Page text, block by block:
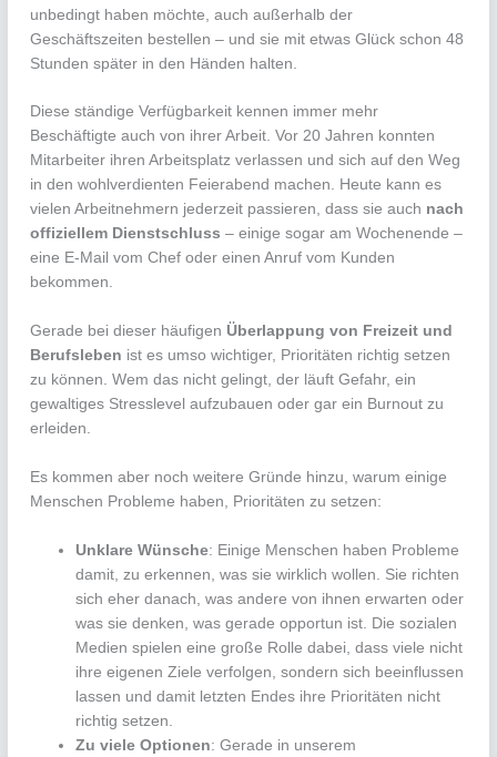
unbedingt haben möchte, auch außerhalb der
Geschäftszeiten bestellen – und sie mit etwas Glück schon 48
Stunden später in den Händen halten.
Diese ständige Verfügbarkeit kennen immer mehr
Beschäftigte auch von ihrer Arbeit. Vor 20 Jahren konnten
Mitarbeiter ihren Arbeitsplatz verlassen und sich auf den Weg
in den wohlverdienten Feierabend machen. Heute kann es
vielen Arbeitnehmern jederzeit passieren, dass sie auch nach
offiziellem Dienstschluss – einige sogar am Wochenende –
eine E-Mail vom Chef oder einen Anruf vom Kunden
bekommen.
Gerade bei dieser häufigen Überlappung von Freizeit und
Berufsleben ist es umso wichtiger, Prioritäten richtig setzen
zu können. Wem das nicht gelingt, der läuft Gefahr, ein
gewaltiges Stresslevel aufzubauen oder gar ein Burnout zu
erleiden.
Es kommen aber noch weitere Gründe hinzu, warum einige
Menschen Probleme haben, Prioritäten zu setzen:
Unklare Wünsche: Einige Menschen haben Probleme
damit, zu erkennen, was sie wirklich wollen. Sie richten
sich eher danach, was andere von ihnen erwarten oder
was sie denken, was gerade opportun ist. Die sozialen
Medien spielen eine große Rolle dabei, dass viele nicht
ihre eigenen Ziele verfolgen, sondern sich beeinflussen
lassen und damit letzten Endes ihre Prioritäten nicht
richtig setzen.
Zu viele Optionen: Gerade in unserem